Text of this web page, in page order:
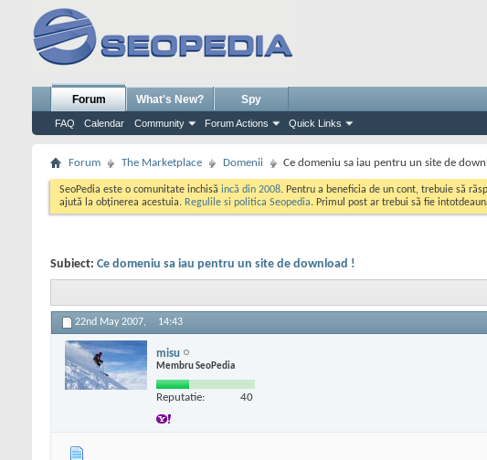
Forum
FAQ Calendar Community Forum Actions Quick Links
What's New? Spy
Forum The Marketplace Domenii Ce domeniu sa iau pentru un site de
SeoPedia este o comunitate inchisă incă din 2008. Pentru a beneficia de un cont, trebuie să
ajută la obținerea acestuia. Regulile si politica Seopedia. Primul post ar trebui să fie
Subiect: Ce domeniu sa iau pentru un site de download !
22nd May 2007, 14:43
misu
Membru SeoPedia
Reputatie: 40